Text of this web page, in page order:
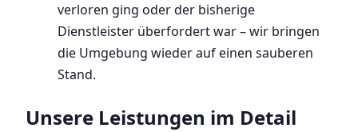
verloren ging oder der bisherige
Dienstleister überfordert war – wir bringen
die Umgebung wieder auf einen sauberen
Stand.
Unsere Leistungen im Detail